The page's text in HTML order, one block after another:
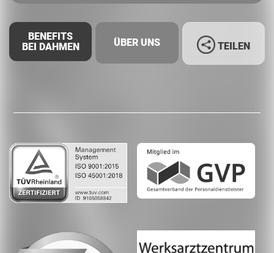
BENEFITS
BEI DAHMEN
ÜBER UNS
Whatsapp
TEILEN